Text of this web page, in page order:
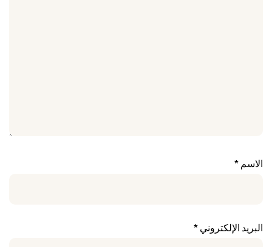
الاسم *
البريد الإلكتروني*